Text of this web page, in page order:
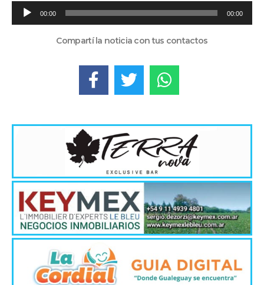
Reproductor
de
00:00 00:00
Compartí la noticia con tus contactos